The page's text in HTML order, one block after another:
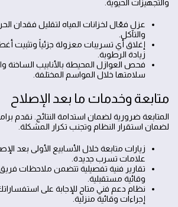
والتجهيزات الحيوية.
عزل فعّال لخزانات المياه لتقليل فقدان
والتآكل.
إغلاق أي تسريبات معزولة جزئياً وتثبيت
زيادة الرطوبة.
فحص العوازل المحيطة بالأنابيب الساخنة
سلامتها خلال المواسم المختلفة.
متابعة وخدمات ما بعد الإصلاح
المتابعة ضرورية لضمان استدامة النتائج. نقدم
لضمان استقرار النظام وتجنب تكرار المشكلة.
زيارات متابعة خلال الأسابيع الأولى بعد
علامات تسرب جديدة.
تقارير فنية تفصيلية تتضمن ملاحظات
وقائية مستقبلية.
نظام دعم فني متاح للإجابة على
إجراءات وقائية منزلية.